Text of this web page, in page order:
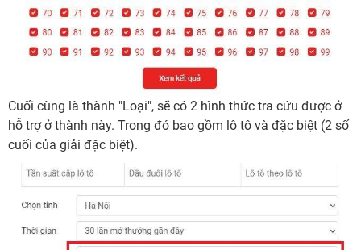
Cuối cùng là thành "Loại", sẽ có 2 hình thức tra cứu được ở
hỗ trợ ở thành này. Trong đó bao gồm lô tô và đặc biệt (2 số
cuối của giải đặc biệt).